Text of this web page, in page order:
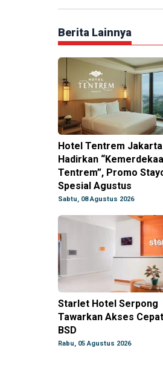
Berita Lainnya
Hotel Tentrem Jakarta
Hadirkan
Tentrem”, Promo
Spesial Agustus
Sabtu, 08 Agustus 2026
Starlet Hotel Serpong
Tawarkan Akses
BSD
Rabu, 05 Agustus 2026